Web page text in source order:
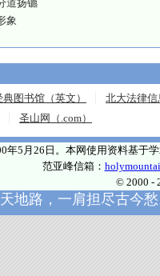
道扬镳
象
图书馆（英文）
北大法律信
圣山网（.com）
年5月26日。本网使用资料基于
范亚峰信箱：
© 2000 -
地路，一肩担尽古今